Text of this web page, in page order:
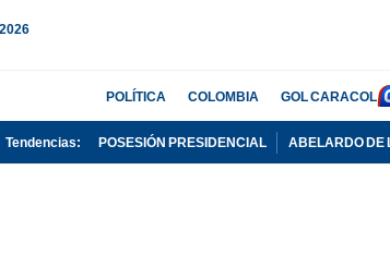
POLÍTICA COLOMBIA GOL CARACOL
Tendencias: POSESIÓN PRESIDENCIAL ABELARDO DE